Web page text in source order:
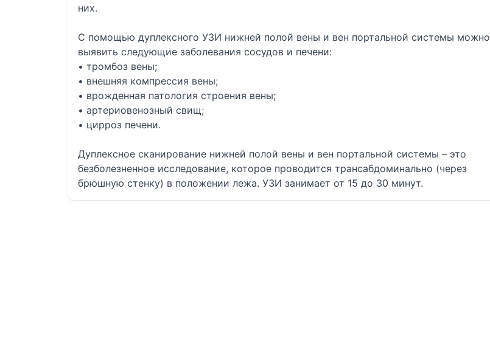
них.
С помощью дуплексного УЗИ нижней полой вены и вен портальной системы можно
выявить следующие заболевания сосудов и печени:
• тромбоз вены;
• внешняя компрессия вены;
• врожденная патология строения вены;
• артериовенозный свищ;
• цирроз печени.
Дуплексное сканирование нижней полой вены и вен портальной системы – это
безболезненное исследование, которое проводится трансабдоминально (через
брюшную стенку) в положении лежа. УЗИ занимает от 15 до 30 минут.